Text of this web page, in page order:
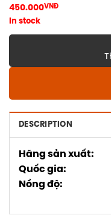
450.000VNĐ
In stock
DESCRIPTION
Hãng sản xuất:
Quốc gia:
Nồng độ: